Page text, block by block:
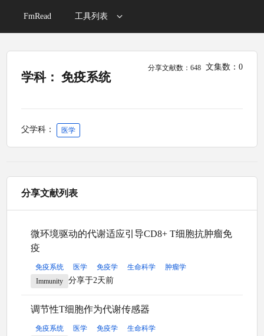
FmRead 工具列表
学科： 免疫系统
分享文献数：648 文集数：0
父学科： 医学
分享文献列表
微环境驱动的代谢适应引导CD8+ T细胞抗肿瘤免
疫
免疫系统 医学 免疫学 生命科学
肿瘤学
Immunity
分享于2天前
调节性T细胞作为代谢传感器
免疫系统 医学 免疫学
生命科学